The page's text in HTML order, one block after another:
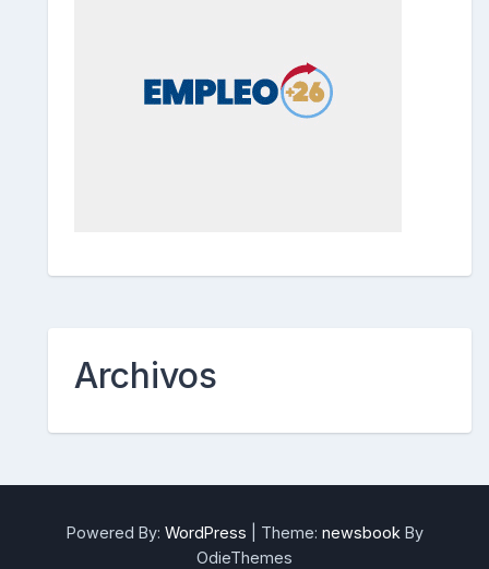
Archivos
Powered By: WordPress Theme: newsbook By
OdieThemes